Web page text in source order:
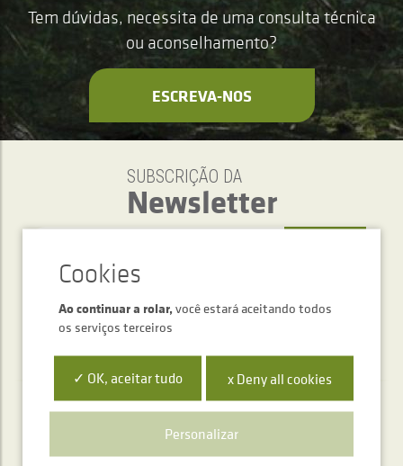
Tem dúvidas, necessita de uma consulta técnica
ou aconselhamento?
ESCREVA-NOS
SUBSCRIÇÃO DA
Newsletter
Serviço de atendimento telefónico
+34 948 563 511
Ao continuar a rolar,você estará aceitando todos
os serviços terceiros
✓ OK, aceitar tudo x Deny all cookies
Personalizar